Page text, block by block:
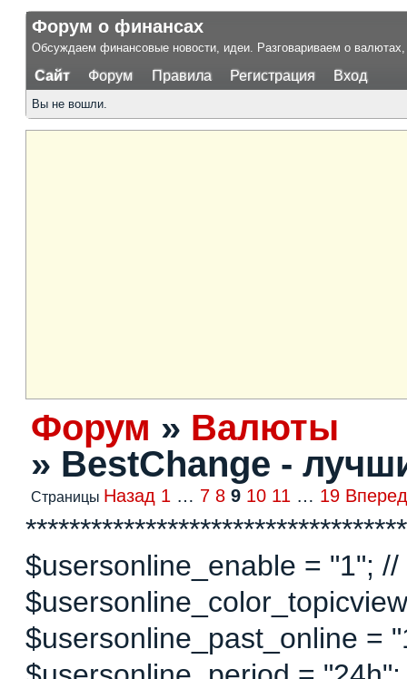
Форум о финансах
Обсуждаем финансовые новости, идеи. Разговариваем о
Сайт Форум Правила Регистрация Вход
Вы не вошли.
Форум » Валюты
» BestChange -
Страницы Назад 1 … 7 8 9 10 11 … 19 Вперед
$usersonline_enable = "1";
$usersonline_past_online =